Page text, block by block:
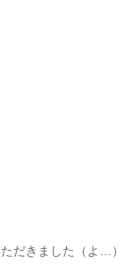
だきました（よ…）